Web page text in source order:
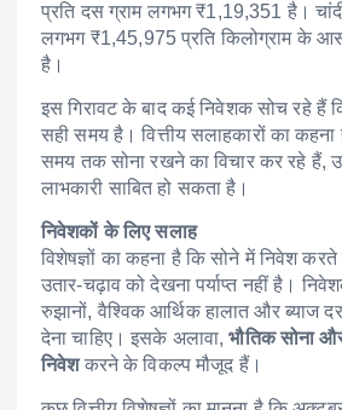
प्रति दस ग्राम लगभग ₹1,19,351 है।
लगभग ₹1,45,975 प्रति किलोग्राम के
है।
इस गिरावट के बाद कई निवेशक सोच रहे हैं
सही समय है। वित्तीय सलाहकारों का
समय तक सोना रखने का विचार कर रहे हैं,
लाभकारी साबित हो सकता है।
निवेशकों के लिए सलाह
विशेषज्ञों का कहना है कि सोने में निवेश
उतार-चढ़ाव को देखना पर्याप्त नहीं है।
रुझानों, वैश्विक आर्थिक हालात और ब्याज दर
देना चाहिए। इसके अलावा,भौतिक सोना
निवेशकरने के विकल्प मौजूद हैं।